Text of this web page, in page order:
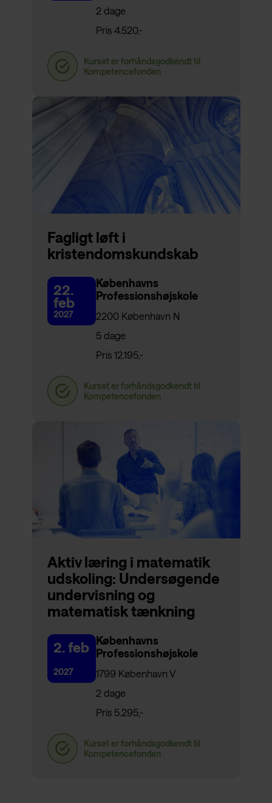
2 dage
Pris 4.520,-
Fagligt løft i
kristendomskundskab
22.
feb
2027
Københavns
Professionshøjskole
2200 København N
5 dage
Pris 12.195,-
Aktiv læring i matematik
udskoling: Undersøgende
undervisning og
matematisk tænkning
2. feb
2027
Københavns
Professionshøjskole
1799 København V
2 dage
Pris 5.295,-